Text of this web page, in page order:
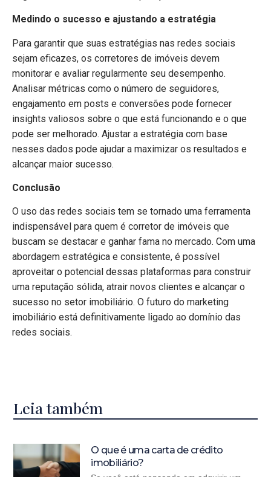
Medindo o sucesso e ajustando a estratégia
Para garantir que suas estratégias nas redes sociais
sejam eficazes, os corretores de imóveis devem
monitorar e avaliar regularmente seu desempenho.
Analisar métricas como o número de seguidores,
engajamento em posts e conversões pode fornecer
insights valiosos sobre o que está funcionando e o que
pode ser melhorado. Ajustar a estratégia com base
nesses dados pode ajudar a maximizar os resultados e
alcançar maior sucesso.
Conclusão
O uso das redes sociais tem se tornado uma ferramenta
indispensável para quem é corretor de imóveis que
buscam se destacar e ganhar fama no mercado. Com uma
abordagem estratégica e consistente, é possível
aproveitar o potencial dessas plataformas para construir
uma reputação sólida, atrair novos clientes e alcançar o
sucesso no setor imobiliário. O futuro do marketing
imobiliário está definitivamente ligado ao domínio das
redes sociais.
Leia também
O que é uma carta de crédito
imobiliário?